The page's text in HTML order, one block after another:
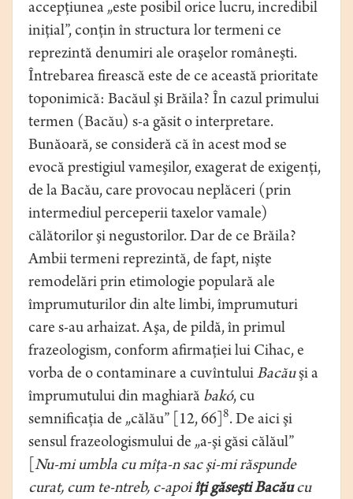
accepţiunea „este posibil orice lucru, incredibil
iniţial”, conţin în structura lor termeni ce
reprezintă denumiri ale oraşelor româneşti.
Întrebarea firească este de ce această prioritate
toponimică: Bacăul şi Brăila? În cazul primului
termen (Bacău) s-a găsit o interpretare.
Bunăoară, se consideră că în acest mod se
evocă prestigiul vameşilor, exagerat de exigenţi,
de la Bacău, care provocau neplăceri (prin
intermediul perceperii taxelor vamale)
călătorilor şi negustorilor. Dar de ce Brăila?
Ambii termeni reprezintă, de fapt, nişte
remodelări prin etimologie populară ale
împrumuturilor din alte limbi, împrumuturi
care s-au arhaizat. Aşa, de pildă, în primul
frazeologism, conform afirmaţiei lui Cihac, e
vorba de o contaminare a cuvîntuluiBacăuşi a
împrumutului din maghiară bakó, cu
semnificaţia de „călău” [12, 66]8. De aici şi
sensul frazeologismului de „a-şi găsi călăul”
[Nu-mi umbla cu mîţa-n sac şi-mi răspunde
curat, cum te-ntreb, c-apoiîţi găseşti Bacăucu